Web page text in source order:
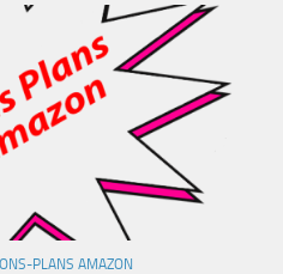
PLANS AMAZON